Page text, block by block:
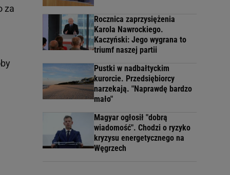
za
Rocznica zaprzysiężenia
Karola Nawrockiego.
Kaczyński: Jego wygrana to
triumf naszej partii
Pustki w nadbałtyckim
kurorcie. Przedsiębiorcy
narzekają. "Naprawdę bardzo
mało"
Magyar ogłosił "dobrą
wiadomość". Chodzi o ryzyko
kryzysu energetycznego na
Węgrzech